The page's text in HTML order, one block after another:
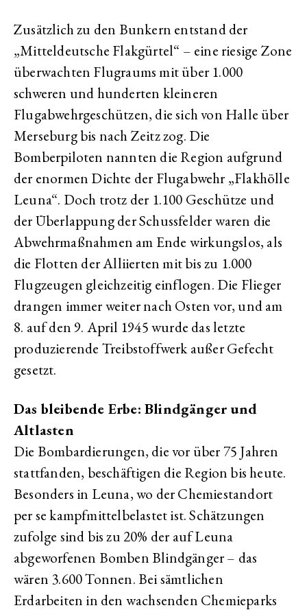
Zusätzlich zu den Bunkern entstand der
„Mitteldeutsche Flakgürtel“ – eine riesige Zone
überwachten Flugraums mit über 1.000
schweren und hunderten kleineren
Flugabwehrgeschützen, die sich von Halle über
Merseburg bis nach Zeitz zog. Die
Bomberpiloten nannten die Region aufgrund
der enormen Dichte der Flugabwehr „Flakhölle
Leuna“. Doch trotz der 1.100 Geschütze und
der Überlappung der Schussfelder waren die
Abwehrmaßnahmen am Ende wirkungslos, als
die Flotten der Alliierten mit bis zu 1.000
Flugzeugen gleichzeitig einflogen. Die Flieger
drangen immer weiter nach Osten vor, und am
8. auf den 9. April 1945 wurde das letzte
produzierende Treibstoffwerk außer Gefecht
gesetzt.
Das bleibende Erbe: Blindgänger und
Altlasten
Die Bombardierungen, die vor über 75 Jahren
stattfanden, beschäftigen die Region bis heute.
Besonders in Leuna, wo der Chemiestandort
per se kampfmittelbelastet ist. Schätzungen
zufolge sind bis zu 20% der auf Leuna
abgeworfenen Bomben Blindgänger – das
wären 3.600 Tonnen. Bei sämtlichen
Erdarbeiten in den wachsenden Chemieparks